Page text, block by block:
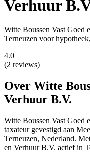
Verhuur
Witte Boussen Vast Goed
Terneuzen voor
4.0
(2 reviews)
Over Witte
Verhuur B.V.
Witte Boussen Vast Goed
taxateur gevestigd aan
Terneuzen, Nederland.
en Verhuur B.V. actief in